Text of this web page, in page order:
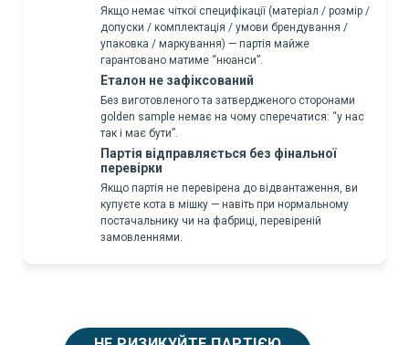
Якщо немає чіткої специфікації (матеріал / розмір /
допуски / комплектація / умови брендування /
упаковка / маркування) — партія майже
гарантовано матиме “нюанси”.
Еталон не зафіксований
Без виготовленого та затвердженого сторонами
golden sample немає на чому сперечатися: “у нас
так і має бути”.
Партія відправляється без фінальної
перевірки
Якщо партія не перевірена до відвантаження, ви
купуєте кота в мішку — навіть при нормальному
постачальнику чи на фабриці, перевіреній
замовленнями.